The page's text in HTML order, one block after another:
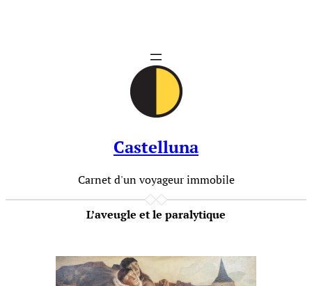
Castelluna
Carnet d'un voyageur immobile
L’aveugle et le paralytique